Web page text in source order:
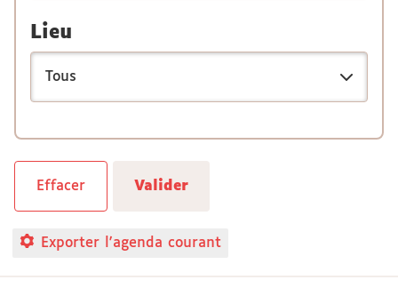
Lieu
Exporter l'agenda courant